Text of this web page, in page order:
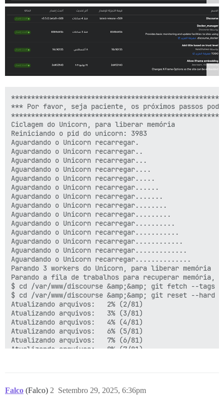
*** Por favor, seja paciente, os próximos passos
Ciclagem do Unicorn, para liberar memória
Reiniciando o pid do unicorn: 3983
Aguardando o Unicorn recarregar.
Aguardando o Unicorn recarregar..
Aguardando o Unicorn recarregar...
Aguardando o Unicorn recarregar....
Aguardando o Unicorn recarregar.....
Aguardando o Unicorn recarregar......
Aguardando o Unicorn recarregar.......
Aguardando o Unicorn recarregar........
Aguardando o Unicorn recarregar.........
Aguardando o Unicorn recarregar..........
Aguardando o Unicorn recarregar...........
Aguardando o Unicorn recarregar............
Aguardando o Unicorn recarregar.............
Aguardando o Unicorn recarregar..............
Parando 3 workers do Unicorn, para liberar memória
Parando a fila de trabalhos para recuperar memória,
$ cd /var/www/discourse &amp;&amp; git fetch --
$ cd /var/www/discourse &amp;&amp; git reset --hard
Atualizando arquivos:   2% (2/81)
Atualizando arquivos:   3% (3/81)
Atualizando arquivos:   4% (4/81)
Atualizando arquivos:   6% (5/81)
Atualizando arquivos:   7% (6/81)
Atualizando arquivos:   8% (7/81)
Atualizando arquivos:  14% (12/81)
Falco (Falco) Setembro 29, 2025, 6:36pm
2